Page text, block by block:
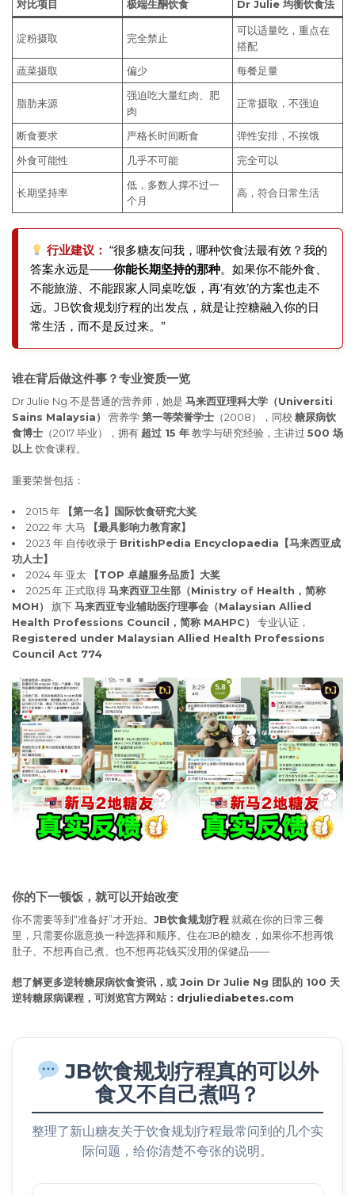
对比项目 极端生酮饮食 Dr Julie 均衡饮食法
淀粉摄取 完全禁止
可以适量吃，重点在
搭配
蔬菜摄取
偏少 每餐足量
脂肪来源
强迫吃大量红肉、肥
肉
正常摄取，不强迫
断食要求 严格长时间断食
弹性安排，不挨饿
外食可能性
几乎不可能 完全可以
长期坚持率
低，多数人撑不过一
个月
高，符合日常生活
行业建议： “很多糖友问我，哪种饮食法最有效？我的
答案永远是——你能长期坚持的那种。如果你不能外食、
不能旅游、不能跟家人同桌吃饭，再‘有效’的方案也走不
远。JB饮食规划疗程的出发点，就是让控糖融入你的日
常生活，而不是反过来。”
谁在背后做这件事？专业资质一览
Dr Julie Ng 不是普通的营养师，她是 马来西亚理科大学（Universiti
Sains Malaysia）
营养学第一等荣誉学士 （2008），同校 糖尿病饮
食博士 （2017 毕业），拥有超过 15 年教学与研究经验，主讲过 500 场
以上饮食课程。
重要荣誉包括：
2015 年
【第一名】国际饮食研究大奖
2022 年 大马
【最具影响力教育家】
2023 年 自传收录于 BritishPedia Encyclopaedia【马来西亚成
功人士】
2024 年 亚太
【TOP 卓越服务品质】大奖
2025 年 正式取得马来西亚卫生部（Ministry of Health，简称
MOH）
旗下马来西亚专业辅助医疗理事会（Malaysian Allied
Health Professions Council，简称 MAHPC）
专业认证，
Registered under Malaysian Allied Health Professions
Council Act 774
你的下一顿饭，就可以开始改变
你不需要等到“准备好”才开始。 JB饮食规划疗程 就藏在你的日常三餐
里，只需要你愿意换一种选择和顺序。住在JB的糖友，如果你不想再饿
肚子、不想再自己煮、也不想再花钱买没用的保健品——
想了解更多逆转糖尿病饮食资讯，或 Join Dr Julie Ng 团队的 100 天
逆转糖尿病课程，可浏览官方网站： drjuliediabetes.com
JB饮食规划疗程真的可以外
食又不自己煮吗？
整理了新山糖友关于饮食规划疗程最常问到的几个实
际问题，给你清楚不夸张的说明。